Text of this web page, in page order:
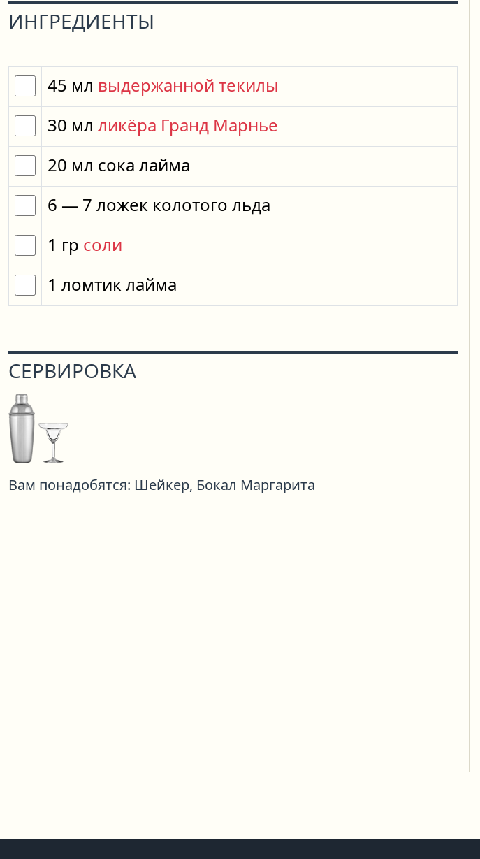
ИНГРЕДИЕНТЫ
45 мл выдержанной текилы
30 мл ликёра Гранд Марнье
20 мл сока лайма
6 — 7 ложек колотого льда
1 гр соли
1 ломтик лайма
СЕРВИРОВКА
Вам понадобятся: Шейкер, Бокал Маргарита